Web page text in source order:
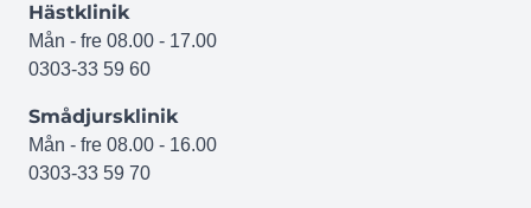
Hästklinik
Mån - fre 08.00 - 17.00
0303-33 59 60
Smådjursklinik
Mån - fre 08.00 - 16.00
0303-33 59 70